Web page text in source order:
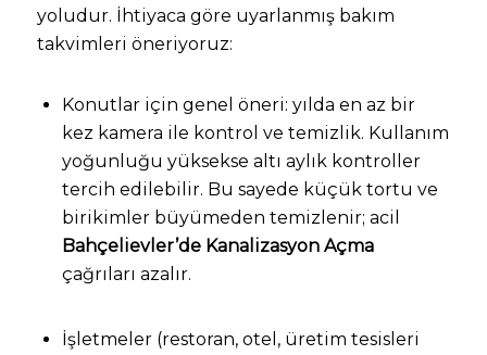
yoludur. İhtiyaca göre uyarlanmış bakım
takvimleri öneriyoruz:
Konutlar için genel öneri: yılda en az bir
kez kamera ile kontrol ve temizlik. Kullanım
yoğunluğu yüksekse altı aylık kontroller
tercih edilebilir. Bu sayede küçük tortu ve
birikimler büyümeden temizlenir; acil
Bahçelievler’de Kanalizasyon Açma
çağrıları azalır.
İşletmeler (restoran, otel, üretim tesisleri